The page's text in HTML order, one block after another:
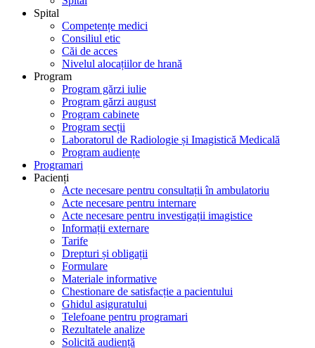
Spital
Competențe medici
Consiliul etic
Căi de acces
Nivelul alocațiilor de hrană
Program
Program gărzi iulie
Program gărzi august
Program cabinete
Program secții
Laboratorul de Radiologie și Imagistică Medicală
Program audiențe
Programari
Pacienți
Acte necesare pentru consultații în ambulatoriu
Acte necesare pentru internare
Acte necesare pentru investigații imagistice
Informații externare
Tarife
Drepturi și obligații
Formulare
Materiale informative
Chestionare de satisfacție a pacientului
Ghidul asiguratului
Telefoane pentru programari
Rezultatele analize
Solicită audiență